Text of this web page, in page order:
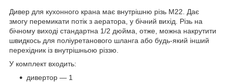
Дивер для кухонного крана має внутрішню різь М22. Дає
змогу перемикати потік з аератора, у бічний вихід. Різь на
бічному виході стандартна 1/2 дюйма, отже, можна накрутити
швидкось для поліуретанового шланга або будь-який інший
перехідник із внутрішньою різзю.
У комплект входить:
дивертор — 1